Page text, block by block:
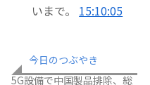
いまで。 15:10:05
今日のつぶやき
5G設備で中国製品排除、総